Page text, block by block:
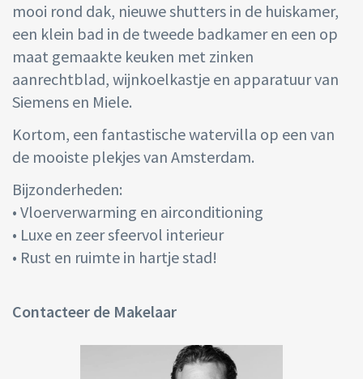
mooi rond dak, nieuwe shutters in de huiskamer,
een klein bad in de tweede badkamer en een op
maat gemaakte keuken met zinken
aanrechtblad, wijnkoelkastje en apparatuur van
Siemens en Miele.
Kortom, een fantastische watervilla op een van
de mooiste plekjes van Amsterdam.
Bijzonderheden:
• Vloerverwarming en airconditioning
• Luxe en zeer sfeervol interieur
• Rust en ruimte in hartje stad!
Contacteer de Makelaar